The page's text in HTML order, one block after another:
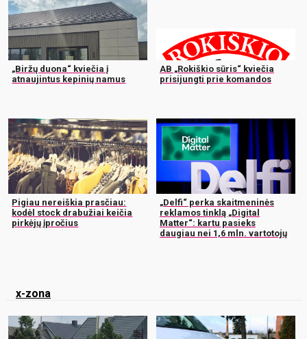
„Biržų duona“ kviečia į
atnaujintus kepinių namus
AB „Rokiškio sūris“ kviečia
prisijungti prie komandos
Pigiau nereiškia prasčiau:
kodėl stock drabužiai keičia
pirkėjų įpročius
„Delfi“ perka skaitmeninės
reklamos tinklą „Digital
Matter“: kartu pasieks
daugiau nei 1,6 mln. vartotojų
x-zona